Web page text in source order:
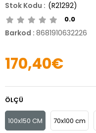
(R21292)
0.0
Barkod : 8681910632226
170,40€
ÖLÇÜ
100x150 CM 70x100 cm